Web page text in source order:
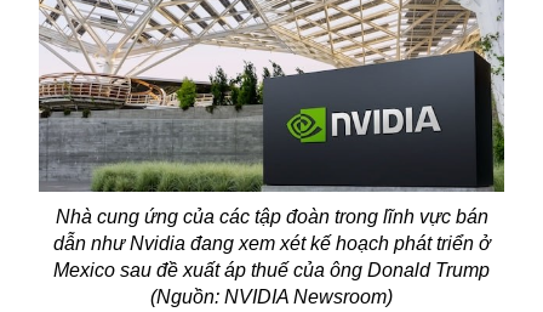
Nhà cung ứng của các tập đoàn trong lĩnh vực bán
dẫn như Nvidia đang xem xét kế hoạch phát triển ở
Mexico sau đề xuất áp thuế của ông Donald Trump
(Nguồn: NVIDIA Newsroom)